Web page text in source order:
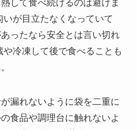
して食べ続けるのは避けま
いが目立たなくなっていて
ったなら安全とは言い切れ
や冷凍して後で食べることも
漏れないように袋を二重に
食品や調理台に触れないよ